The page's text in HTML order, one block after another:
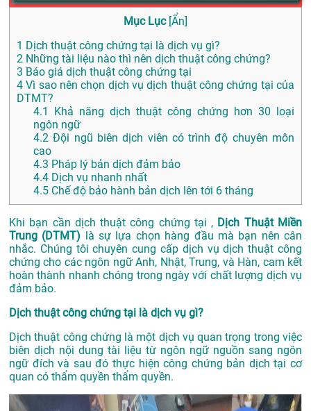
Mục Lục [Ẩn]
1 Dịch thuật công chứng tại là dịch vụ gì?
2 Những tài liệu nào thì nên dịch thuật công chứng?
3 Báo giá dịch thuật công chứng tại
4 Vì sao nên chọn dịch vụ dịch thuật công chứng tại của
DTMT?
4.1
Khả năng dịch thuật công chứng hơn 30 loại
ngôn ngữ
4.2 Đội ngũ biên dịch viên có trình độ chuyên môn
cao
4.3 Pháp lý bản dịch đảm bảo
4.4 Dịch vụ nhanh nhất
4.5 Chế độ bảo hành bản dịch lên tới 6 tháng
Khi bạn cần dịch thuật công chứng tại , Dịch Thuật Miền
Trung (DTMT) là sự lựa chọn hàng đầu mà bạn nên cân
nhắc. Chúng tôi chuyên cung cấp dịch vụ dịch thuật công
chứng cho các ngôn ngữ Anh, Nhật, Trung, và Hàn, cam kết
hoàn thành nhanh chóng trong ngày với chất lượng dịch vụ
đảm bảo.
Dịch thuật công chứng tại là dịch vụ gì?
Dịch thuật công chứng là một dịch vụ quan trọng trong việc
biên dịch nội dung tài liệu từ ngôn ngữ nguồn sang ngôn
ngữ đích và sau đó thực hiện công chứng bản dịch tại cơ
quan có thẩm quyền thẩm quyền.